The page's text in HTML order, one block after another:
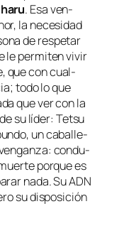
. Esa ven­
la ne­ce­si­dad
de res­pe­tar
le per­mi­ten vi­vir
que con cual­
to­do lo que
que ver con la
su lí­der: Tetsu
un ca­ba­lle­
con­du­
por­que es
na­da. SuADN
su dis­po­si­ción